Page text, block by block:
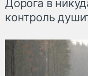
Дорога в
контроль